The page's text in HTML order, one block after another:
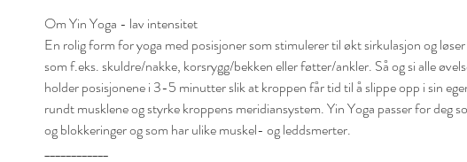
i
n
Om Yin Yoga - lav intensitet
En rolig form for yoga med posisjoner som stimulerer til økt sirkulasjon og
som f.eks. skuldre/nakke, korsrygg/bekken eller føtter/ankler. Så og si alle
holder posisjonene i 3-5 minutter slik at kroppen får tid til å slippe opp i sin
rundt musklene og styrke kroppens meridiansystem. Yin Yoga passer for deg
og blokkeringer og som har ulike muskel- og leddsmerter.
____________